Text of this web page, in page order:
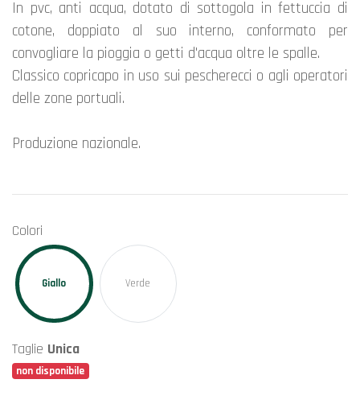
in pvc, anti acqua, dotato di sottogola in fettuccia di
cotone, doppiato al suo interno, conformato per
convogliare la pioggia o getti d'acqua oltre le spalle.
Classico copricapo in uso sui pescherecci o agli operatori
delle zone portuali.
Produzione nazionale.
Colori
Giallo Verde
Taglie Unica
non disponibile